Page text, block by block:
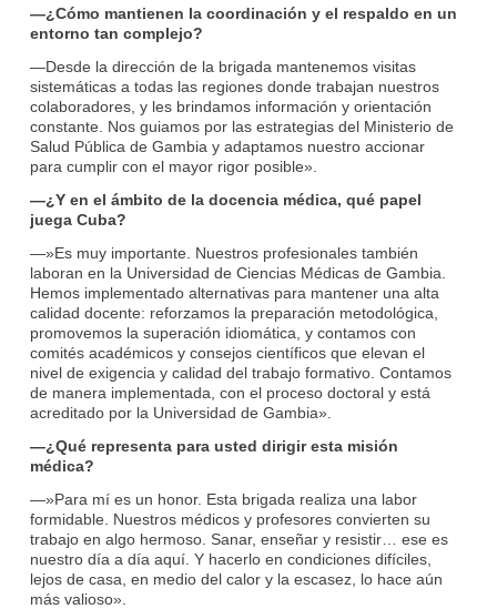
—¿Cómo mantienen la coordinación y el respaldo en un
entorno tan complejo?
—Desde la dirección de la brigada mantenemos visitas
sistemáticas a todas las regiones donde trabajan nuestros
colaboradores, y les brindamos información y orientación
constante. Nos guiamos por las estrategias del Ministerio de
Salud Pública de Gambia y adaptamos nuestro accionar
para cumplir con el mayor rigor posible».
—¿Y en el ámbito de la docencia médica, qué papel
juega Cuba?
—»Es muy importante. Nuestros profesionales también
laboran en la Universidad de Ciencias Médicas de Gambia.
Hemos implementado alternativas para mantener una alta
calidad docente: reforzamos la preparación metodológica,
promovemos la superación idiomática, y contamos con
comités académicos y consejos científicos que elevan el
nivel de exigencia y calidad del trabajo formativo. Contamos
de manera implementada, con el proceso doctoral y está
acreditado por la Universidad de Gambia».
—¿Qué representa para usted dirigir esta misión
médica?
—»Para mí es un honor. Esta brigada realiza una labor
formidable. Nuestros médicos y profesores convierten su
trabajo en algo hermoso. Sanar, enseñar y resistir… ese es
nuestro día a día aquí. Y hacerlo en condiciones difíciles,
lejos de casa, en medio del calor y la escasez, lo hace aún
más valioso».